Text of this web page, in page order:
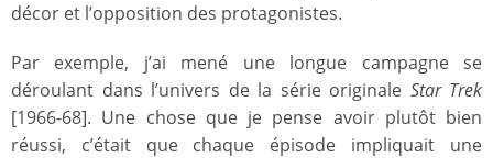
décor et l’opposition des protagonistes.
Par exemple, j’ai mené une longue campagne se
déroulant dans l’univers de la série originale Star Trek
[1966-68]. Une chose que je pense avoir plutôt bien
réussi, c’était que chaque épisode impliquait une